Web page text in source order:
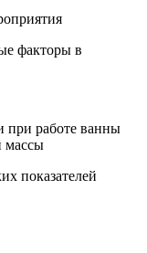
факторы в
при работе ванны
массы
показателей